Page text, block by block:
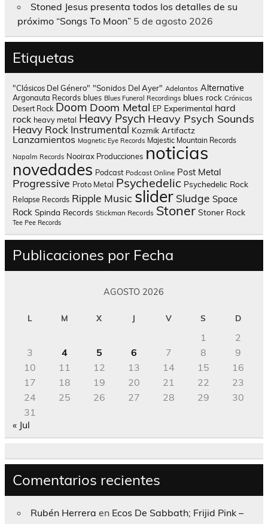
Stoned Jesus presenta todos los detalles de su
próximo “Songs To Moon” 5 de agosto 2026
Etiquetas
"Clásicos Del Género" "Sonidos Del Ayer" Adelantos Alternative
Argonauta Records blues Blues Funeral Recordings blues rock Crónicas
Desert Rock Doom Doom Metal EP Experimental hard
rock heavy metal Heavy Psych Heavy Psych Sounds
Heavy Rock Instrumental Kozmik Artifactz
Lanzamientos Magnetic Eye Records Majestic Mountain Records
Napalm Records Nooirax Producciones noticias
novedades Podcast Podcast Online Post Metal
Progressive Proto Metal Psychedelic Psychedelic Rock
Relapse Records Ripple Music slider Sludge Space
Rock Spinda Records Stickman Records Stoner Stoner Rock
Tee Pee Records
Publicaciones por Fecha
AGOSTO 2026
L M X J V S D
1
2
3
4 5 6 7 8
9
10
11 12 13 14 15
16
17
18 19 20 21 22
23
24
25 26 27 28 29
30
31
« Jul
Comentarios recientes
Rubén Herrera en Ecos De Sabbath; Frijid Pink –